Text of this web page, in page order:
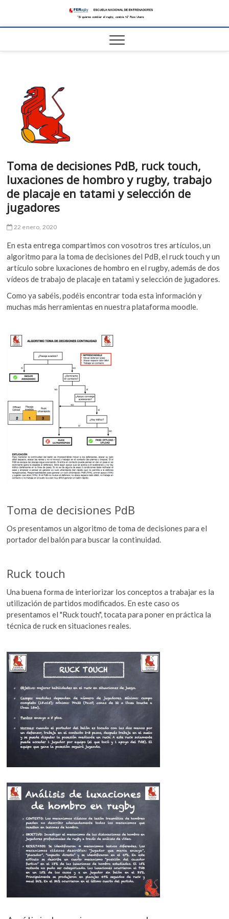
NACIONAL DE
Toma de decisiones PdB, ruck touch,
luxaciones de hombro y rugby, trabajo
de placaje en tatami y selección de
jugadores
22 enero, 2020
En esta entrega compartimos con vosotros tres artículos, un
algoritmo para la toma de decisiones del PdB, el ruck touch y un
artículo sobre luxaciones de hombro en el rugby, además de dos
vídeos de trabajo de placaje en tatami y selección de jugadores.
Como ya sabéis, podéis encontrar toda esta información y
muchas más herramientas en nuestra plataforma moodle.
Toma de decisiones PdB
Os presentamos un algoritmo de toma de decisiones para el
portador del balón para buscar la continuidad.
Ruck touch
Una buena forma de interiorizar los conceptos a trabajar es la
utilización de partidos modificados. En este caso os
presentamos el "Ruck touch", tocata para poner en práctica la
técnica de ruck en situaciones reales.